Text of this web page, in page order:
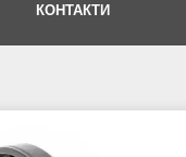
КОНТАКТИ